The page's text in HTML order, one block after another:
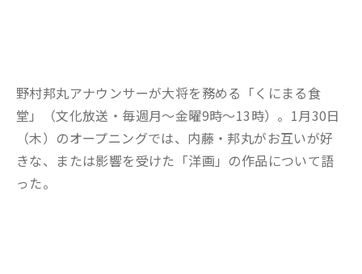
野村邦丸アナウンサーが大将を務める「くにまる食
堂」（文化放送・毎週月～金曜9時～13時）。1月30日
（木）のオープニングでは、内藤・邦丸がお互いが好
きな、または影響を受けた「洋画」の作品について語
った。